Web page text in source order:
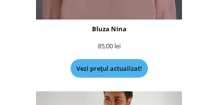
Bluza Nina
85,00 lei
Vezi prețul actualizat!